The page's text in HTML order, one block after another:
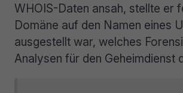
WHOIS-Daten ansah, stellte er
Domäne auf den Namen eines
ausgestellt war, welches
Analysen für den Geheimdienst